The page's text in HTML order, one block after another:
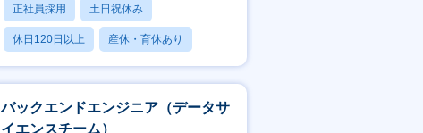
正社員採用 土日祝休み
休日120日以上 産休・育休あり
賞与あり
バックエンドエンジニア（データサ
イエンスチーム）